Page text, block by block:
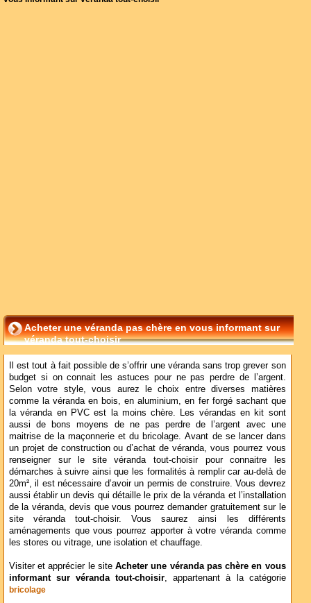
Acheter une véranda pas chère en vous informant sur
véranda tout-choisir
Il est tout à fait possible de s’offrir une véranda sans trop grever son
budget si on connait les astuces pour ne pas perdre de l’argent.
Selon votre style, vous aurez le choix entre diverses matières
comme la véranda en bois, en aluminium, en fer forgé sachant que
la véranda en PVC est la moins chère. Les vérandas en kit sont
aussi de bons moyens de ne pas perdre de l’argent avec une
maitrise de la maçonnerie et du bricolage. Avant de se lancer dans
un projet de construction ou d’achat de véranda, vous pourrez vous
renseigner sur le site véranda tout-choisir pour connaitre les
démarches à suivre ainsi que les formalités à remplir car au-delà de
20m², il est nécessaire d’avoir un permis de construire. Vous devrez
aussi établir un devis qui détaille le prix de la véranda et l’installation
de la véranda, devis que vous pourrez demander gratuitement sur le
site véranda tout-choisir. Vous saurez ainsi les différents
aménagements que vous pourrez apporter à votre véranda comme
les stores ou vitrage, une isolation et chauffage.
Visiter et apprécier le siteAcheter une véranda pas chère en vous
informant sur véranda tout-choisir, appartenant à la catégorie
bricolage